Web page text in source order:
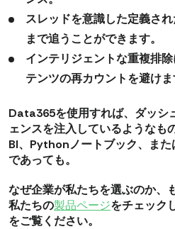
スレッドを意識した定義さ
まで追うことができます。
インテリジェントな重複排除
テンツの再カウントを避けま
Data365を使用すれば、ダッシ
ェンスを注入しているような
BI、Pythonノートブック、ま
であっても。
なぜ企業が私たちを選ぶのか、
私たちの製品ページをチェック
をご覧ください。